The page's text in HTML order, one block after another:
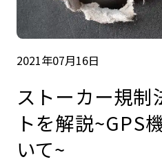
2021年07月16日
ストーカー規制
トを解説~GPS
いて~